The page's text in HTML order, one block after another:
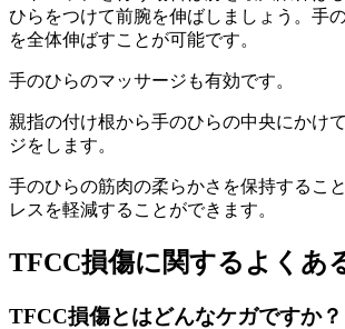
ひらをつけて前腕を伸ばしましょう。手
を全体伸ばすことが可能です。
手のひらのマッサージも有効です。
親指の付け根から手のひらの中央にかけ
ジをします。
手のひらの筋肉の柔らかさを保持するこ
レスを軽減することができます。
TFCC損傷に関するよくあ
TFCC損傷とはどんなケガですか？